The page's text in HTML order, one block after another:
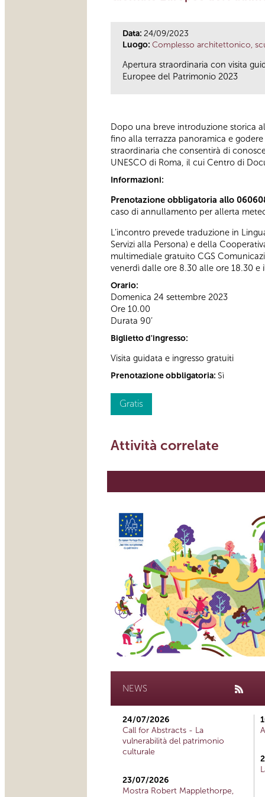
Data: 24/09/2023
Luogo: Complesso architettonico,
Apertura straordinaria con visita
Europee del Patrimonio 2023
Dopo una breve introduzione storica
fino alla terrazza panoramica e
straordinaria che consentirà di
UNESCO di Roma, il cui Centro di
Informazioni:
Prenotazione obbligatoria allo
caso di annullamento per allerta
L’incontro prevede traduzione in
Servizi alla Persona) e della
multimediale gratuito CGS
venerdì dalle ore 8.30 alle ore 18.30
Orario:
Domenica 24 settembre 2023
Ore 10.00
Durata 90’
Biglietto d'ingresso:
Visita guidata e ingresso gratuiti
Prenotazione obbligatoria: Sì
Gratis
Attività correlate
NEWS
24/07/2026
Call for Abstracts - La
vulnerabilità del patrimonio
culturale
23/07/2026
Mostra Robert Mapplethorpe,